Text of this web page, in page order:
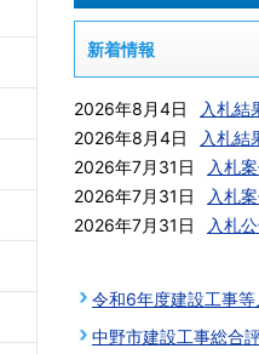
新着情報
2026年8月4日 入札結
2026年8月4日
入札結
2026年7月31日
入札
2026年7月31日
入札
2026年7月31日
入札
令和6年度建設工事等
中野市建設工事総合